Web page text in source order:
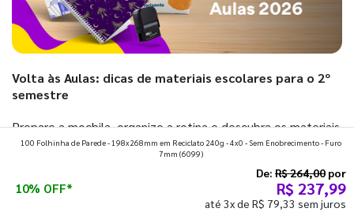
Volta às Aulas: dicas de materiais escolares para o 2º
semestre
Prepare a mochila, organize a rotina e descubra os materiais
que fazem toda diferença para começar o segundo
100 Folhinha de Parede - 198x268mm em Reciclato 240g - 4x0 - Sem Enobrecimento - Furo
7mm (6099)
10% OFF*
De: R$ 264,00 por
R$ 237,99
até 3x de R$ 79,33 sem juros